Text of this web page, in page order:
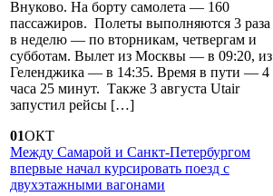
Внуково. На борту самолета — 160
пассажиров. Полеты выполняются 3 раза
в неделю — по вторникам, четвергам и
субботам. Вылет из Москвы — в 09:20, из
Геленджика — в 14:35. Время в пути — 4
часа 25 минут. Также 3 августа Utair
запустил рейсы […]
01ОКТ
Между Самарой и Санкт-Петербургом
впервые начал курсировать поезд с
двухэтажными вагонами